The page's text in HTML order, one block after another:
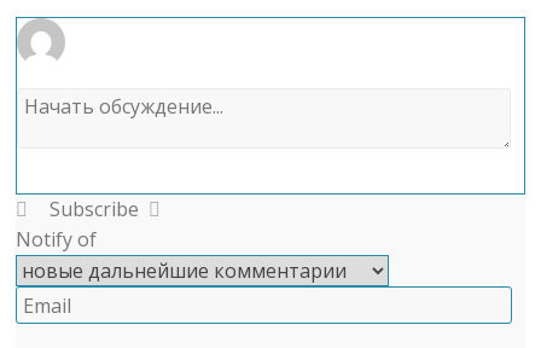
Subscribe
Notify of